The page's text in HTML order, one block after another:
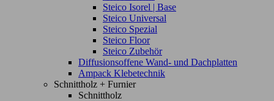
Steico Isorel | Base
Steico Universal
Steico Spezial
Steico Floor
Steico Zubehör
Diffusionsoffene Wand- und Dachplatten
Ampack Klebetechnik
Schnittholz + Furnier
Schnittholz